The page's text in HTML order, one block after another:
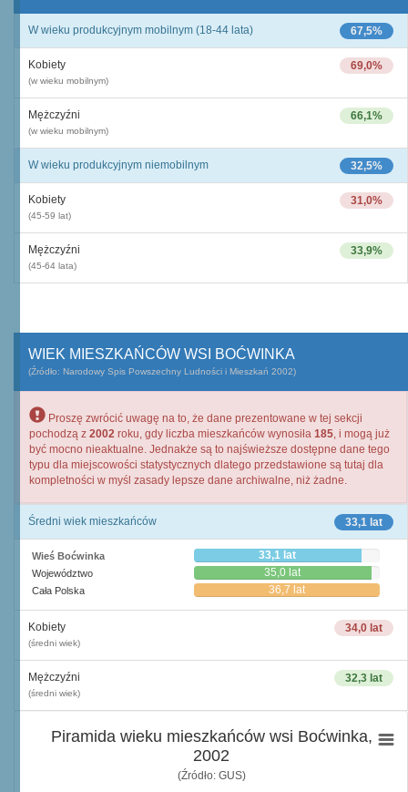
67,5%
W wieku produkcyjnym mobilnym (18-44 lata)
69,0%
Kobiety
(w wieku mobilnym)
66,1%
Mężczyźni
(w wieku mobilnym)
32,5%
W wieku produkcyjnym niemobilnym
31,0%
Kobiety
(45-59 lat)
33,9%
Mężczyźni
(45-64 lata)
WIEK MIESZKAŃCÓW WSI BOĆWINKA
(Źródło: Narodowy Spis Powszechny Ludności i Mieszkań 2002)
Proszę zwrócić uwagę na to, że dane prezentowane w tej sekcji
pochodzą z 2002 roku, gdy liczba mieszkańców wynosiła 185, i mogą już
być mocno nieaktualne. Jednakże są to najświeższe dostępne dane tego
typu dla miejscowości statystycznych dlatego przedstawione są tutaj dla
kompletności w myśl zasady lepsze dane archiwalne, niż żadne.
33,1 lat
Średni wiek mieszkańców
Wieś Boćwinka 33,1 lat
Województwo 35,0 lat
Cała Polska 36,7 lat
34,0 lat
Kobiety
(średni wiek)
32,3 lat
Mężczyźni
(średni wiek)
Piramida wieku mieszkańców wsi Boćwinka,
2002
(Źródło: GUS)